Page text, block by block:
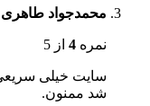
محمدجواد طاهری
نمره 4 از 5
سایت خیلی
شد ممنون.